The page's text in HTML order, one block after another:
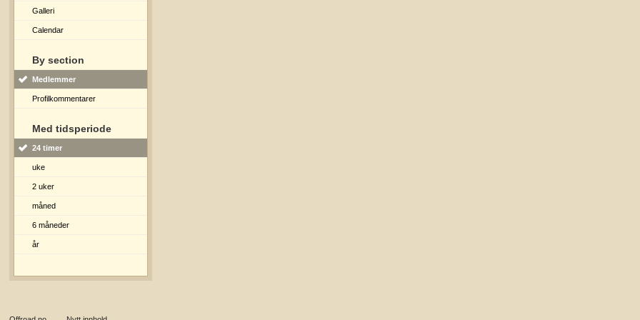
Galleri
Calendar
By section
Medlemmer
Profilkommentarer
Med tidsperiode
24 timer
uke
2 uker
måned
6 måneder
år